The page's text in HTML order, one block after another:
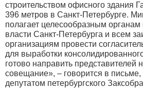
строительством офисного здания
396 метров в Санкт-Петербурге.
полагает целесообразным органам
власти Санкт-Петербурга и всем
организациям провести
для выработки
готово направить представителей
совещание», – говорится в
депутатом петербургского